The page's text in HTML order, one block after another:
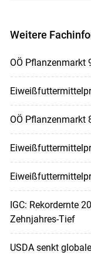
Weitere
OÖ Pflanzenmarkt
OÖ Pflanzenmarkt
IGC: Rekordernte
Zehnjahres-Tief
USDA senkt